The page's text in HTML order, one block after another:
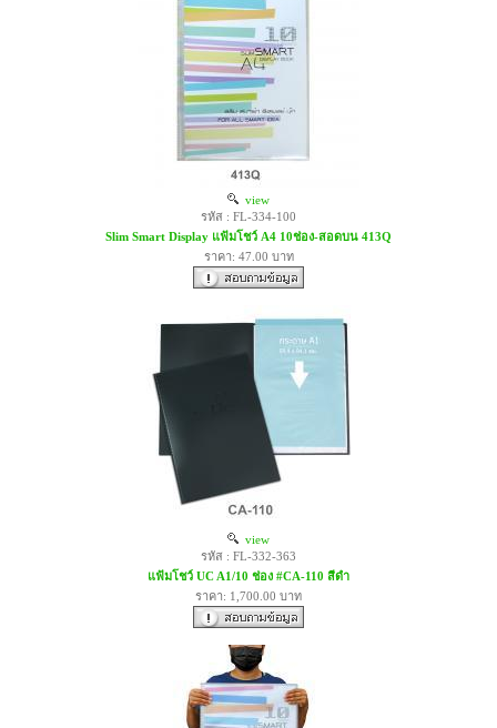
view
รหัส : FL-334-100
Slim Smart Display แฟ้มโชว์ A4 10ช่อง-สอดบน 413Q
ราคา: 47.00 บาท
view
รหัส : FL-332-363
แฟ้มโชว์ UC A1/10 ช่อง #CA-110 สีดำ
ราคา: 1,700.00 บาท